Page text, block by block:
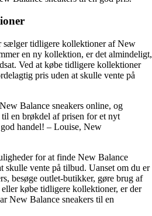
sælger tidligere kollektioner af New
en ny kollektion, er det almindeligt,
Ved at købe tidligere kollektioner
pris uden at skulle vente på
Balance sneakers online, og
en brøkdel af prisen for et nyt
handel! – Louise, New
for at finde New Balance
skulle vente på tilbud. Uanset om du er
besøge outlet-butikker, gøre brug af
købe tidligere kollektioner, er der
New Balance sneakers til en